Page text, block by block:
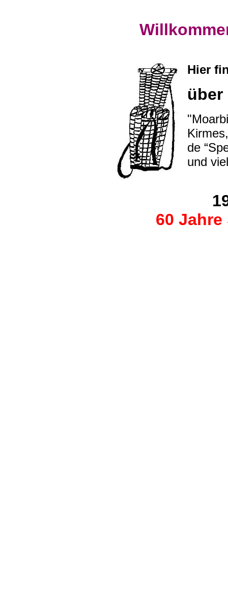
Hier
über
de
und
60 Jahre